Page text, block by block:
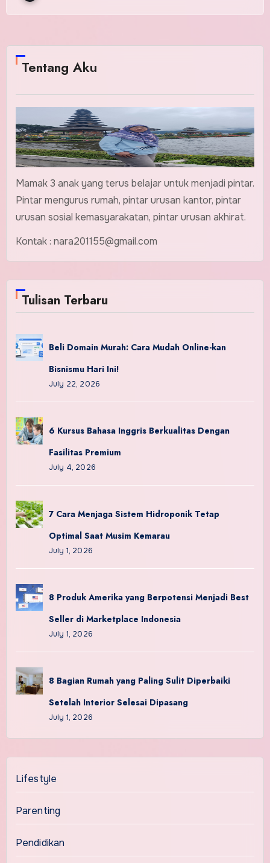
Tentang Aku
Mamak 3 anak yang terus belajar untuk menjadi pintar.
Pintar mengurus rumah, pintar urusan kantor, pintar
urusan sosial kemasyarakatan, pintar urusan akhirat.
Kontak : nara201155@gmail.com
Tulisan Terbaru
Beli Domain Murah: Cara Mudah Online-kan
Bisnismu Hari Ini!
July 22, 2026
6 Kursus Bahasa Inggris Berkualitas Dengan
Fasilitas Premium
July 4, 2026
7 Cara Menjaga Sistem Hidroponik Tetap
Optimal Saat Musim Kemarau
July 1, 2026
8 Produk Amerika yang Berpotensi Menjadi Best
Seller di Marketplace Indonesia
July 1, 2026
8 Bagian Rumah yang Paling Sulit Diperbaiki
Setelah Interior Selesai Dipasang
July 1, 2026
Lifestyle
Parenting
Pendidikan